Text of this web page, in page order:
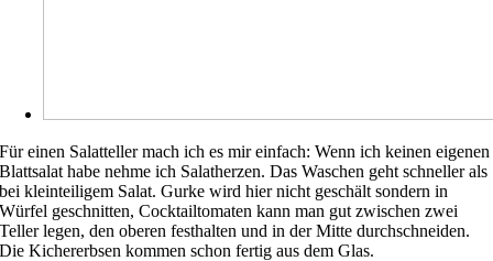
Für einen Salatteller mach ich es mir einfach: Wenn ich keinen eigenen
Blattsalat habe nehme ich Salatherzen. Das Waschen geht schneller als
bei kleinteiligem Salat. Gurke wird hier nicht geschält sondern in
Würfel geschnitten, Cocktailtomaten kann man gut zwischen zwei
Teller legen, den oberen festhalten und in der Mitte durchschneiden.
Die Kichererbsen kommen schon fertig aus dem Glas.